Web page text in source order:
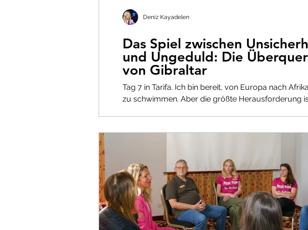
Das Spiel zwischen
und Ungeduld: Die
von Gibraltar
Tag 7 in Tarifa. Ich bin bereit, von Europa nach
zu schwimmen. Aber die größte Herausforderung ist
Deniz Kayadelen